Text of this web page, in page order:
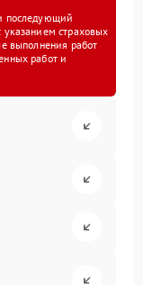
последующий
указанием страховых
выполнения работ
работ и